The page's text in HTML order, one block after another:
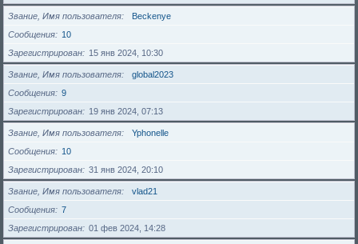
Звание, Имя пользователя
Beckenye
Сообщения
10
Зарегистрирован
15 янв 2024, 10:30
Звание, Имя пользователя
global2023
Сообщения
9
Зарегистрирован
19 янв 2024, 07:13
Звание, Имя пользователя
Yphonelle
Сообщения
10
Зарегистрирован
31 янв 2024, 20:10
Звание, Имя пользователя
vlad21
Сообщения
7
Зарегистрирован
01 фев 2024, 14:28